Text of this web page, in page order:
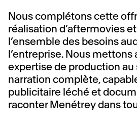
Nous complétons cette
réalisation d’aftermovies
l’ensemble des besoins
l’entreprise. Nous mettons
expertise de production au
narration complète,
publicitaire léché et
raconter Menétrey dans